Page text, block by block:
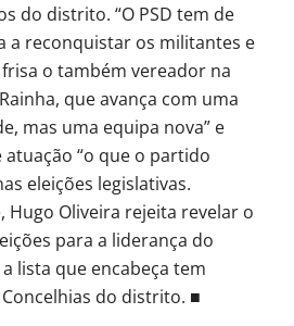
do distrito. “O PSD tem de
a reconquistar os militantes e
o também vereador na
que avança com uma
mas uma equipa nova” e
“o que o partido
eleições legislativas.
Hugo Oliveira rejeita revelar o
para a liderança do
lista que encabeça tem
do distrito. ■